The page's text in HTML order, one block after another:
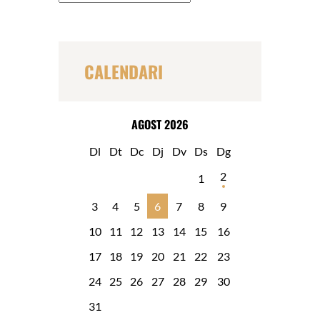
CALENDARI
AGOST 2026
Dl Dt Dc Dj Dv Ds
Dg
1
2
3 4 5 6 7 8
9
10
11 12 13 14 15
16
17
18 19 20 21 22
23
24
25 26 27 28 29
30
31